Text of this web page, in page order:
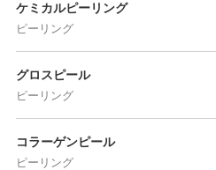
ケミカルピーリング
ピーリング
グロスピール
ピーリング
コラーゲンピール
ピーリング